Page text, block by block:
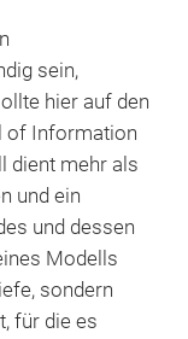
sein,
hier auf den
of Information
dient mehr als
und ein
und dessen
Modells
sondern
für die es